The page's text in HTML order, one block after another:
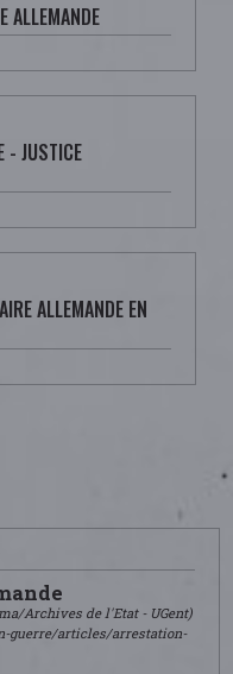
ALLEMANDE
- JUSTICE
ALLEMANDE EN
Archives de l'Etat - UGent)
guerre/articles/arrestation-